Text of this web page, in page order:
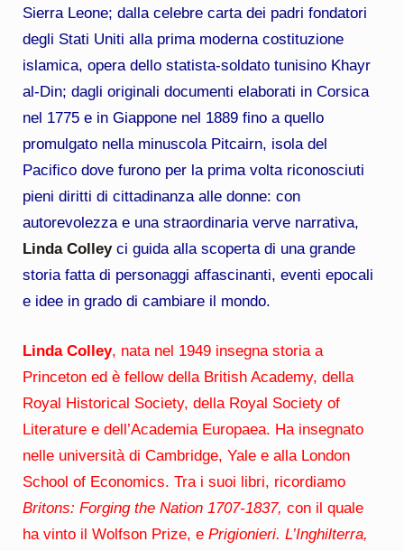
Sierra Leone; dalla celebre carta dei padri fondatori
degli Stati Uniti alla prima moderna costituzione
islamica, opera dello statista-soldato tunisino Khayr
al-Din; dagli originali documenti elaborati in Corsica
nel 1775 e in Giappone nel 1889 fino a quello
promulgato nella minuscola Pitcairn, isola del
Pacifico dove furono per la prima volta riconosciuti
pieni diritti di cittadinanza alle donne: con
autorevolezza e una straordinaria verve narrativa,
Linda Colleyci guida alla scoperta di una grande
storia fatta di personaggi affascinanti, eventi epocali
e idee in grado di cambiare il mondo.
Linda Colley, nata nel 1949 insegna storia a
Princeton ed è fellow della British Academy, della
Royal Historical Society, della Royal Society of
Literature e dell’Academia Europaea. Ha insegnato
nelle università di Cambridge, Yale e alla London
School of Economics. Tra i suoi libri, ricordiamo
Britons: Forging the Nation 1707-1837, con il quale
ha vinto il Wolfson Prize, e Prigionieri. L’Inghilterra,